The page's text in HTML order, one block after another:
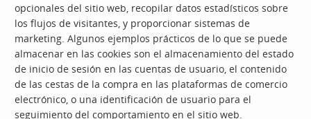
opcionales del sitio web, recopilar datos estadísticos sobre
los flujos de visitantes, y proporcionar sistemas de
marketing. Algunos ejemplos prácticos de lo que se puede
almacenar en las cookies son el almacenamiento del estado
de inicio de sesión en las cuentas de usuario, el contenido
de las cestas de la compra en las plataformas de comercio
electrónico, o una identificación de usuario para el
seguimiento del comportamiento en el sitio web.